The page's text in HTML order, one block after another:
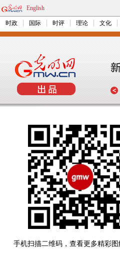
English
时政 国际 时评 理论 文化